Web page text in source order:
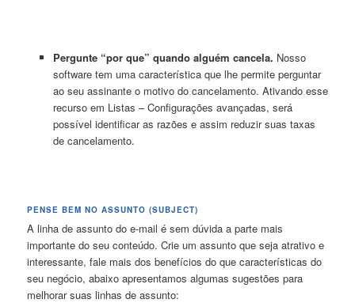
Pergunte “por que” quando alguém cancela. Nosso
software tem uma característica que lhe permite perguntar
ao seu assinante o motivo do cancelamento. Ativando esse
recurso em Listas – Configurações avançadas, será
possível identificar as razões e assim reduzir suas taxas
de cancelamento.
PENSE BEM NO ASSUNTO (SUBJECT)
A linha de assunto do e-mail é sem dúvida a parte mais
importante do seu conteúdo. Crie um assunto que seja atrativo e
interessante, fale mais dos benefícios do que características do
seu negócio, abaixo apresentamos algumas sugestões para
melhorar suas linhas de assunto: